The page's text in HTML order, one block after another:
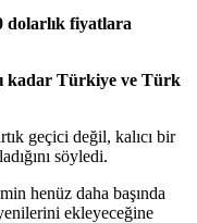
dolarlık fiyatlara
kadar Türkiye ve Türk
geçici değil, kalıcı bir
söyledi.
henüz daha başında
ekleyeceğine